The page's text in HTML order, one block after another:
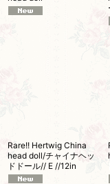
Rare!! Hertwig China
head doll/チャイナヘッ
ドドール// E //12in